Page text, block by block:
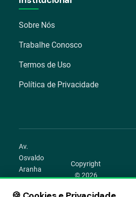
Sobre Nós
Trabalhe Conosco
Termos de Uso
Política de Privacidade
Av.
Osvaldo
Aranha
1022 –
Bom
Copyright
© 2026